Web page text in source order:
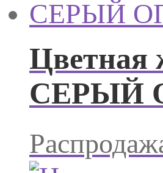
Цветная
СЕРЫЙ